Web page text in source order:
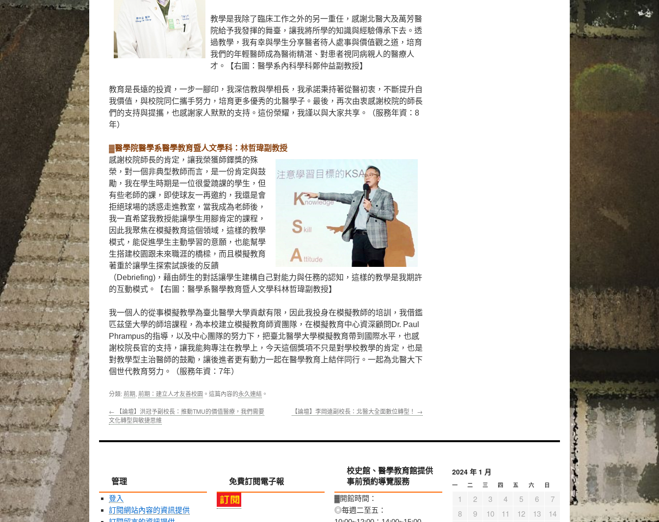
教學是我除了臨床工作之外的另一重任，感謝北醫大及萬芳醫
院給予我發揮的舞臺，讓我將所學的知識與經驗傳承下去。透
過教學，我有幸與學生分享醫者待人處事與價值觀之道，培育
我們的年輕醫師成為醫術精湛、對患者視同病親人的醫療人
才。【右圖：醫學系內科學科鄭仲益副教授】
教育是長遠的投資，一步一腳印，我深信教與學相長，我承諾秉持著從醫初衷，不斷提升自
我價值，與校院同仁攜手努力，培育更多優秀的北醫學子。最後，再次由衷感謝校院的師長
們的支持與提攜，也感謝家人默默的支持。這份榮耀，我謹以與大家共享。（服務年資：8
年）
▓醫學院醫學系醫學教育暨人文學科：林哲瑋副教授
感謝校院師長的肯定，讓我榮獲師鐸獎的殊
榮，對一個非典型教師而言，是一份肯定與鼓
勵，我在學生時期是一位很愛蹺課的學生，但
有些老師的課，即使球友一再邀約，我還是會
拒絕球場的誘惑走進教室，當我成為老師後，
我一直希望我教授能讓學生用腳肯定的課程，
因此我聚焦在模擬教育這個領域，這樣的教學
模式，能促進學生主動學習的意願，也能幫學
生搭建校園跟未來職涯的橋樑，而且模擬教育
著重於讓學生探索試誤後的反饋
（Debriefing)，藉由師生的對話讓學生建構自己對能力與任務的認知，這樣的教學是我期許
的互動模式。【右圖：醫學系醫學教育暨人文學科林哲瑋副教授】
我一個人的從事模擬教學為臺北醫學大學貢獻有限，因此我投身在模擬教師的培訓，我借鑑
匹茲堡大學的師培課程，為本校建立模擬教育師資團隊，在模擬教育中心資深顧問Dr. Paul
Phrampus的指導，以及中心團隊的努力下，把臺北醫學大學模擬教育帶到國際水平，也感
謝校院長官的支持，讓我能夠專注在教學上，今天這個獎項不只是對學校教學的肯定，也是
對教學型主治醫師的鼓勵，讓後進者更有動力一起在醫學教育上結伴同行。一起為北醫大下
個世代教育努力。（服務年資：7年）
分類:前期, 前期：建立人才友善校園 。這篇內容的永久連結 。
← 【論壇】洪冠予副校長：推動TMU的價值醫療，我們需要
文化轉型與敏捷思維
【論壇】李岡遠副校長：北醫大全面數位轉型！ →
管理
登入
訂閱網站內容的資訊提供
免費訂閱電子報
校史館、醫學教育館提供
事前預約導覽服務
▓開館時間：
◎每週二至五：
2024 年 1 月
一 二 三 四 五 六 日
1 2 3 4 5 6
7
8
9 10 11 12 13 14